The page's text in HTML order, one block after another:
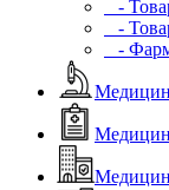
-
-
-